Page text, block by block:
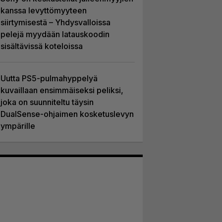
kanssa levyttömyyteen
siirtymisestä – Yhdysvalloissa
pelejä myydään latauskoodin
sisältävissä koteloissa
Uutta PS5-pulmahyppelyä
kuvaillaan ensimmäiseksi peliksi,
joka on suunniteltu täysin
DualSense-ohjaimen kosketuslevyn
ympärille